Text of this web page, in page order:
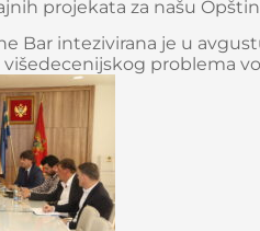
projekata za našu
Bar intezivirana je u
problema